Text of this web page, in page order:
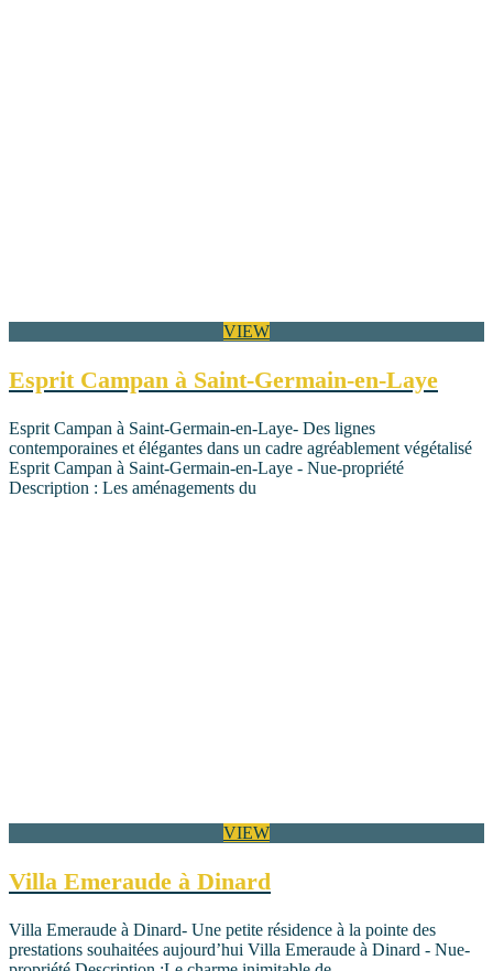
VIEW
Esprit Campan à Saint-Germain-en-Laye
Esprit Campan à Saint-Germain-en-Laye- Des lignes
contemporaines et élégantes dans un cadre agréablement végétalisé
Esprit Campan à Saint-Germain-en-Laye - Nue-propriété
Description : Les aménagements du
VIEW
Villa Emeraude à Dinard
Villa Emeraude à Dinard- Une petite résidence à la pointe des
prestations souhaitées aujourd’hui Villa Emeraude à Dinard - Nue-